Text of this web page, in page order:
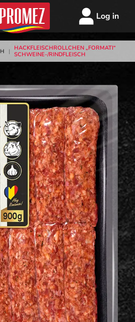
Log in
|
HACKFLEISCHROLLCHEN „FORMATI“
SCHWEINE-/RINDFLEISCH